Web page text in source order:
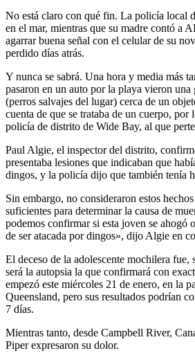
No está claro con qué fin. La policía local
en el mar, mientras que su madre contó a
agarrar buena señal con el celular de su
perdido días atrás.
Y nunca se sabrá. Una hora y media más
pasaron en un auto por la playa vieron una
(perros salvajes del lugar) cerca de un
cuenta de que se trataba de un cuerpo, por
policía de distrito de Wide Bay, al que
Paul Algie, el inspector del distrito,
presentaba lesiones que indicaban que
dingos, y la policía dijo que también tenía
Sin embargo, no consideraron estos
suficientes para determinar la causa de
podemos confirmar si esta joven se ahogó
de ser atacada por dingos», dijo Algie en
El deceso de la adolescente mochilera fue,
será la autopsia la que confirmará con
empezó este miércoles 21 de enero, en la
Queensland, pero sus resultados podrían
7 días.
Mientras tanto, desde Campbell River,
Piper expresaron su dolor.